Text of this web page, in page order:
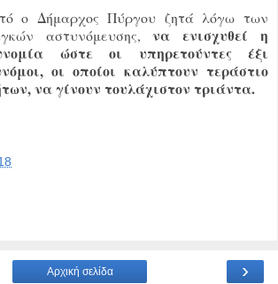
ο Δήμαρχος Πύργου ζητά λόγω των
αστυνόμευσης,να ενισχυθεί η
ώστε οι υπηρετούντες έξι
οι οποίοι καλύπτουν τεράστιο
να γίνουν τουλάχιστον τριάντα.
›
Αρχική σελίδα